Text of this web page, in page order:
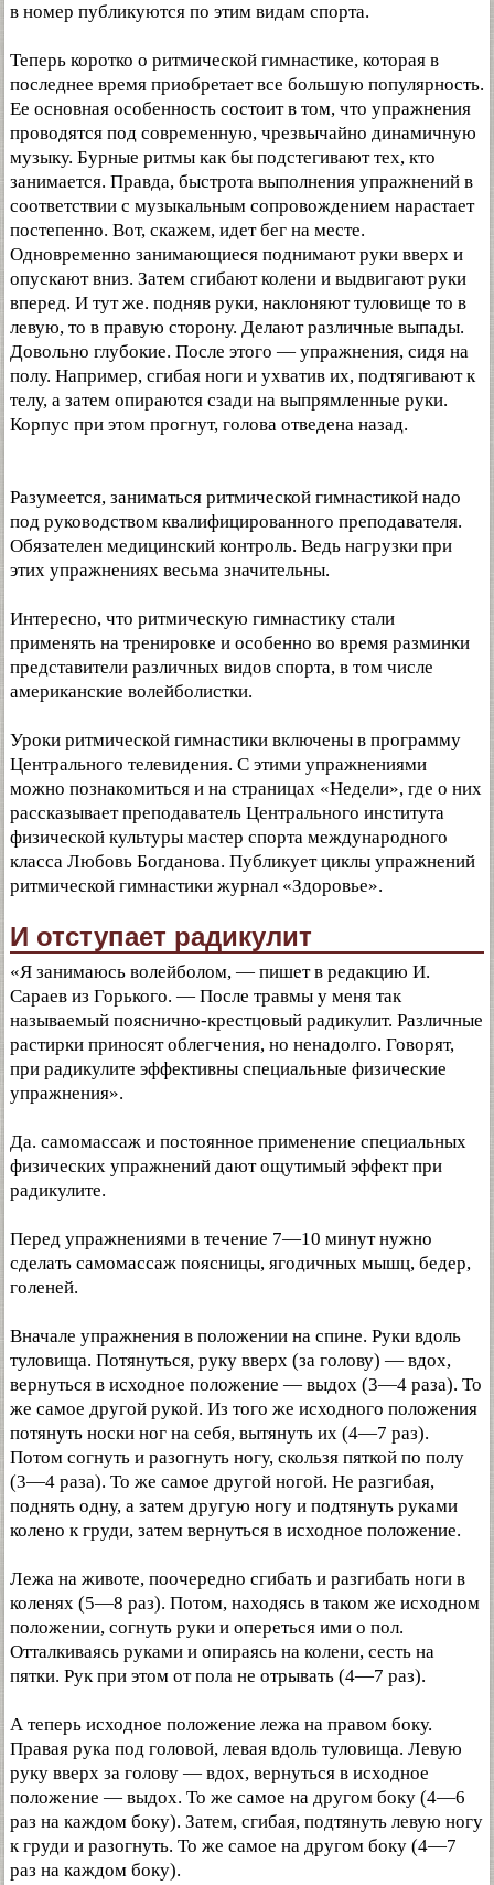
в номер публикуются по этим видам спорта.
Теперь коротко о ритмической гимнастике, которая в
последнее время приобретает все большую популярность.
Ее основная особенность состоит в том, что упражнения
проводятся под современную, чрезвычайно динамичную
музыку. Бурные ритмы как бы подстегивают тех, кто
занимается. Правда, быстрота выполнения упражнений в
соответствии с музыкальным сопровождением нарастает
постепенно. Вот, скажем, идет бег на месте.
Одновременно занимающиеся поднимают руки вверх и
опускают вниз. Затем сгибают колени и выдвигают руки
вперед. И тут же. подняв руки, наклоняют туловище то в
левую, то в правую сторону. Делают различные выпады.
Довольно глубокие. После этого — упражнения, сидя на
полу. Например, сгибая ноги и ухватив их, подтягивают к
телу, а затем опираются сзади на выпрямленные руки.
Корпус при этом прогнут, голова отведена назад.
Разумеется, заниматься ритмической гимнастикой надо
под руководством квалифицированного преподавателя.
Обязателен медицинский контроль. Ведь нагрузки при
этих упражнениях весьма значительны.
Интересно, что ритмическую гимнастику стали
применять на тренировке и особенно во время разминки
представители различных видов спорта, в том числе
американские волейболистки.
Уроки ритмической гимнастики включены в программу
Центрального телевидения. С этими упражнениями
можно познакомиться и на страницах «Недели», где о них
рассказывает преподаватель Центрального института
физической культуры мастер спорта международного
класса Любовь Богданова. Публикует циклы упражнений
ритмической гимнастики журнал «Здоровье».
И отступает радикулит
«Я занимаюсь волейболом, — пишет в редакцию И.
Сараев из Горького. — После травмы у меня так
называемый пояснично-крестцовый радикулит. Различные
растирки приносят облегчения, но ненадолго. Говорят,
при радикулите эффективны специальные физические
упражнения».
Да. самомассаж и постоянное применение специальных
физических упражнений дают ощутимый эффект при
радикулите.
Перед упражнениями в течение 7—10 минут нужно
сделать самомассаж поясницы, ягодичных мышц, бедер,
голеней.
Вначале упражнения в положении на спине. Руки вдоль
туловища. Потянуться, руку вверх (за голову) — вдох,
вернуться в исходное положение — выдох (3—4 раза). То
же самое другой рукой. Из того же исходного положения
потянуть носки ног на себя, вытянуть их (4—7 раз).
Потом согнуть и разогнуть ногу, скользя пяткой по полу
(3—4 раза). То же самое другой ногой. Не разгибая,
поднять одну, а затем другую ногу и подтянуть руками
колено к груди, затем вернуться в исходное положение.
Лежа на животе, поочередно сгибать и разгибать ноги в
коленях (5—8 раз). Потом, находясь в таком же исходном
положении, согнуть руки и опереться ими о пол.
Отталкиваясь руками и опираясь на колени, сесть на
пятки. Рук при этом от пола не отрывать (4—7 раз).
А теперь исходное положение лежа на правом боку.
Правая рука под головой, левая вдоль туловища. Левую
руку вверх за голову — вдох, вернуться в исходное
положение — выдох. То же самое на другом боку (4—6
раз на каждом боку). Затем, сгибая, подтянуть левую ногу
к груди и разогнуть. То же самое на другом боку (4—7
раз на каждом боку).